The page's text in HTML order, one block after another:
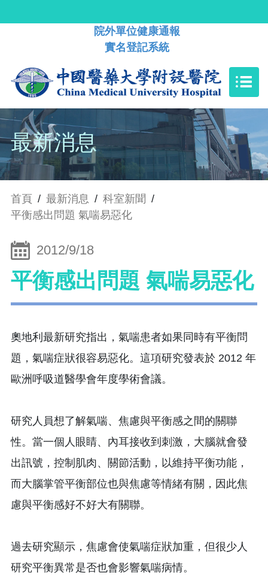
院外單位健康通報
實名登記系統
最新消息
首頁 / 最新消息 / 科室新聞 /
平衡感出問題 氣喘易惡化
2012/9/18
平衡感出問題 氣喘易惡化
奧地利最新研究指出，氣喘患者如果同時有平衡問
題，氣喘症狀很容易惡化。這項研究發表於 2012 年
歐洲呼吸道醫學會年度學術會議。
研究人員想了解氣喘、焦慮與平衡感之間的關聯
性。當一個人眼睛、內耳接收到刺激，大腦就會發
出訊號，控制肌肉、關節活動，以維持平衡功能，
而大腦掌管平衡部位也與焦慮等情緒有關，因此焦
慮與平衡感好不好大有關聯。
過去研究顯示，焦慮會使氣喘症狀加重，但很少人
研究平衡異常是否也會影響氣喘病情。